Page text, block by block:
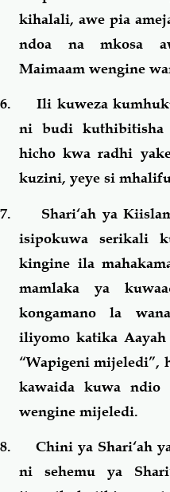
kihalali, awe pia
ndoa na mkosa
Maimaam wengine
6. Ili kuweza
ni budi kuthibitisha
hicho kwa radhi
kuzini, yeye si
7. Shari‘ah ya
isipokuwa serikali
kingine ila
mamlaka ya
kongamano la
iliyomo katika
“Wapigeni mijeledi”,
kawaida kuwa ndio
wengine mijeledi.
8. Chini ya Shari‘ah
ni sehemu ya